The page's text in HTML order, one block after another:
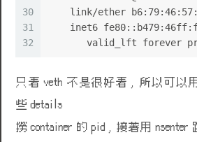
30
31
32
link/ether
inet6
valid_lft forever
只看 veth 不是很好看 , 所以可以
些 details
撈 container 的 pid , 接著用